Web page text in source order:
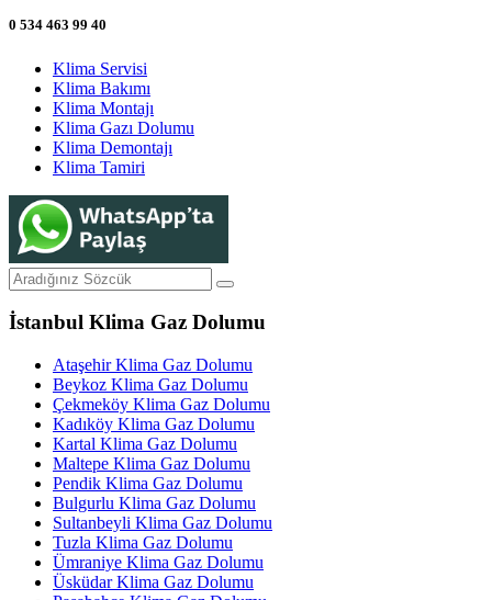
0 534 463 99 40
Klima Servisi
Klima Bakımı
Klima Montajı
Klima Gazı Dolumu
Klima Demontajı
Klima Tamiri
İstanbul Klima Gaz Dolumu
Ataşehir Klima Gaz Dolumu
Beykoz Klima Gaz Dolumu
Çekmeköy Klima Gaz Dolumu
Kadıköy Klima Gaz Dolumu
Kartal Klima Gaz Dolumu
Maltepe Klima Gaz Dolumu
Pendik Klima Gaz Dolumu
Bulgurlu Klima Gaz Dolumu
Sultanbeyli Klima Gaz Dolumu
Tuzla Klima Gaz Dolumu
Ümraniye Klima Gaz Dolumu
Üsküdar Klima Gaz Dolumu